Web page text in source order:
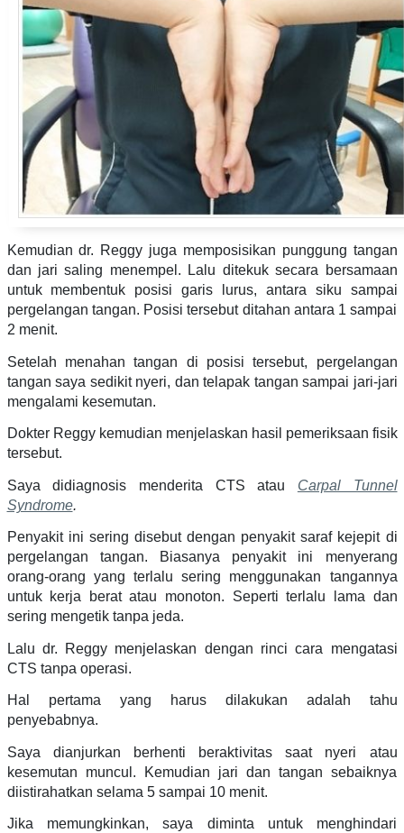
Kemudian dr. Reggy juga memposisikan punggung tangan
dan jari saling menempel. Lalu ditekuk secara bersamaan
untuk membentuk posisi garis lurus, antara siku sampai
pergelangan tangan. Posisi tersebut ditahan antara 1 sampai
2 menit.
Setelah menahan tangan di posisi tersebut, pergelangan
tangan saya sedikit nyeri, dan telapak tangan sampai jari-jari
mengalami kesemutan.
Dokter Reggy kemudian menjelaskan hasil pemeriksaan fisik
tersebut.
Saya didiagnosis menderita CTS atau Carpal Tunnel
Syndrome.
Penyakit ini sering disebut dengan penyakit saraf kejepit di
pergelangan tangan. Biasanya penyakit ini menyerang
orang-orang yang terlalu sering menggunakan tangannya
untuk kerja berat atau monoton. Seperti terlalu lama dan
sering mengetik tanpa jeda.
Lalu dr. Reggy menjelaskan dengan rinci cara mengatasi
CTS tanpa operasi.
Hal pertama yang harus dilakukan adalah tahu
penyebabnya.
Saya dianjurkan berhenti beraktivitas saat nyeri atau
kesemutan muncul. Kemudian jari dan tangan sebaiknya
diistirahatkan selama 5 sampai 10 menit.
Jika memungkinkan, saya diminta untuk menghindari